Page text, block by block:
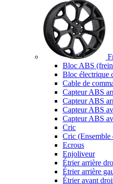
Bloc ABS
Bloc électrique
Cable de
Capteur ABS
Capteur ABS
Capteur ABS
Capteur ABS
Cric
Cric (Ensemble
Ecrous
Enjoliveur
Étrier arrière
Étrier arrière
Étrier avant